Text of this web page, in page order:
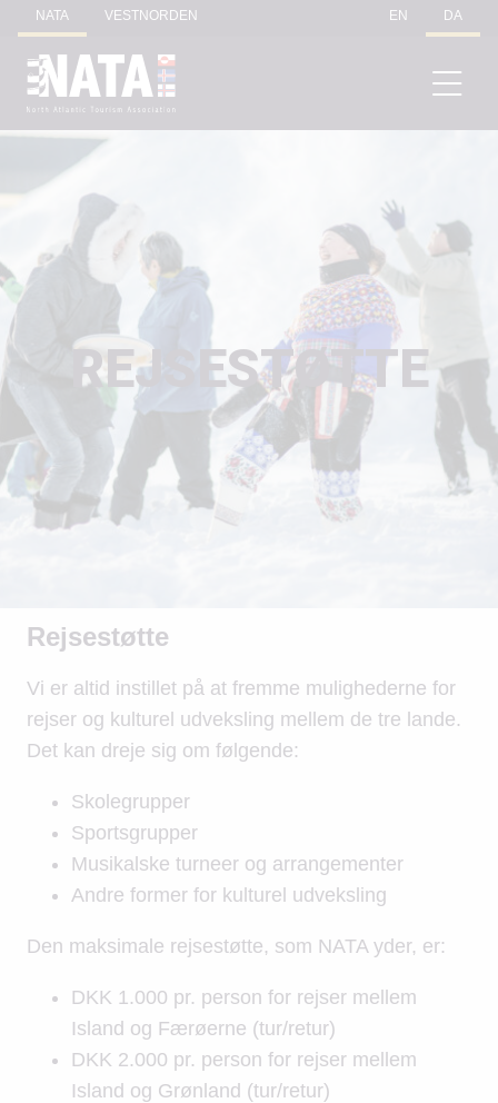
NATA VESTNORDEN EN DA
REJSESTØTTE
Rejsestøtte
Vi er altid instillet på at fremme mulighederne for
rejser og kulturel udveksling mellem de tre lande.
Det kan dreje sig om følgende:
Skolegrupper
Sportsgrupper
Musikalske turneer og arrangementer
Andre former for kulturel udveksling
Den maksimale rejsestøtte, som NATA yder, er:
DKK 1.000 pr. person for rejser mellem
Island og Færøerne (tur/retur)
DKK 2.000 pr. person for rejser mellem
Island og Grønland (tur/retur)